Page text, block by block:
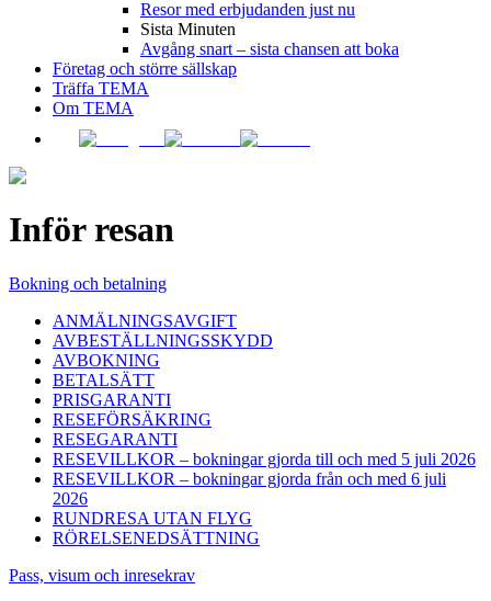
Resor med erbjudanden just nu
Sista Minuten
Avgång snart – sista chansen att boka
Företag och större sällskap
Träffa TEMA
Om TEMA
Inför resan
Bokning och betalning
ANMÄLNINGSAVGIFT
AVBESTÄLLNINGSSKYDD
AVBOKNING
BETALSÄTT
PRISGARANTI
RESEFÖRSÄKRING
RESEGARANTI
RESEVILLKOR – bokningar gjorda till och med 5 juli 2026
RESEVILLKOR – bokningar gjorda från och med 6 juli
2026
RUNDRESA UTAN FLYG
RÖRELSENEDSÄTTNING
Pass, visum och inresekrav